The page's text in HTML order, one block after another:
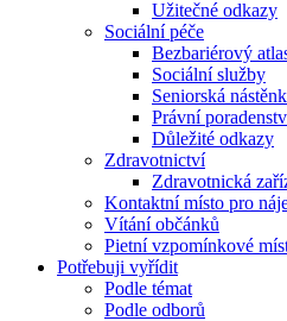
Užitečné odkazy
Sociální péče
Bezbariérový
Sociální služby
Seniorská
Právní
Důležité odkazy
Zdravotnictví
Zdravotnická
Kontaktní místo pro
Vítání občánků
Pietní vzpomínkové
Potřebuji vyřídit
Podle témat
Podle odborů